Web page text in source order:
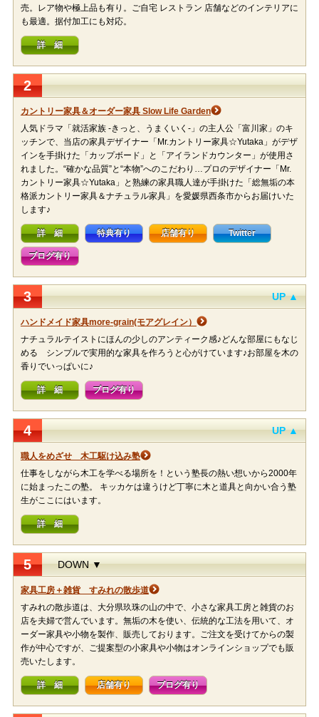
売。レア物や極上品も有り。ご自宅 レストラン 店舗などのインテリアに
も最適。据付加工にも対応。
詳 細
2
カントリー家具＆オーダー家具 Slow Life Garden
人気ドラマ「就活家族 -きっと、うまくいく-」の主人公「富川家」のキ
ッチンで、当店の家具デザイナー「Mr.カントリー家具☆Yutaka」がデザ
インを手掛けた「カップボード」と「アイランドカウンター」が使用さ
れました。“確かな品質”と“本物”へのこだわり…プロのデザイナー「Mr.
カントリー家具☆Yutaka」と熟練の家具職人達が手掛けた「総無垢の本
格派カントリー家具＆ナチュラル家具」を愛媛県西条市からお届けいた
します♪
詳 細 特典有り 店舗有り Twitter
ブログ有り
3 UP ▲
ハンドメイド家具more-grain(モアグレイン）
ナチュラルテイストにほんの少しのアンティーク感♪どんな部屋にもなじ
める シンプルで実用的な家具を作ろうと心がけています♪お部屋を木の
香りでいっぱいに♪
詳 細 ブログ有り
4 UP ▲
職人をめざせ 木工駆け込み塾
仕事をしながら木工を学べる場所を！という塾長の熱い想いから2000年
に始まったこの塾。 キッカケは違うけど丁寧に木と道具と向かい合う塾
生がここにはいます。
詳 細
5 DOWN ▼
家具工房＋雑貨 すみれの散歩道
すみれの散歩道は、大分県玖珠の山の中で、小さな家具工房と雑貨のお
店を夫婦で営んでいます。無垢の木を使い、伝統的な工法を用いて、オ
ーダー家具や小物を製作、販売しております。ご注文を受けてからの製
作が中心ですが、ご提案型の小家具や小物はオンラインショップでも販
売いたします。
詳 細 店舗有り ブログ有り